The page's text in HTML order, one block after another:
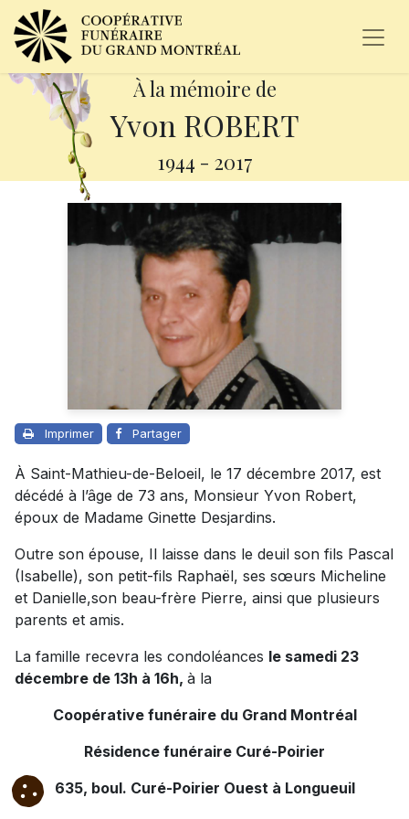
À la mémoire de
Yvon ROBERT
1944 - 2017
Imprimer Partager
À Saint-Mathieu-de-Beloeil, le 17 décembre 2017, est
décédé à l’âge de 73 ans, Monsieur Yvon Robert,
époux de Madame Ginette Desjardins.
Outre son épouse, Il laisse dans le deuil son fils Pascal
(Isabelle), son petit-fils Raphaël, ses sœurs Micheline
et Danielle,son beau-frère Pierre, ainsi que plusieurs
parents et amis.
La famille recevra les condoléances le samedi 23
décembre de 13h à 16h, à la
Coopérative funéraire du Grand Montréal
Résidence funéraire Curé-Poirier
635, boul. Curé-Poirier Ouest à Longueuil